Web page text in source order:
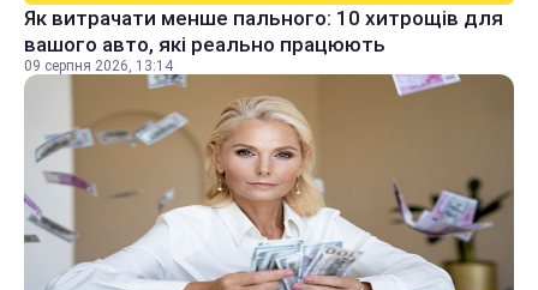
Як витрачати менше пального: 10 хитрощів для
вашого авто, які реально працюють
09 серпня 2026, 13:14